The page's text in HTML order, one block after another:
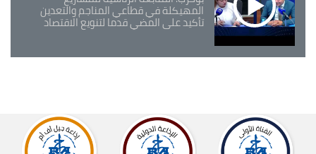
المهيكلة في قطاعي المناجم والتعدين
تأكيد على المضي قدما لتنويع الاقتصاد